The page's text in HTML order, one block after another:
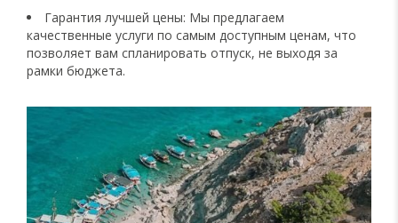
Гарантия лучшей цены: Мы предлагаем
качественные услуги по самым доступным ценам, что
позволяет вам спланировать отпуск, не выходя за
рамки бюджета.